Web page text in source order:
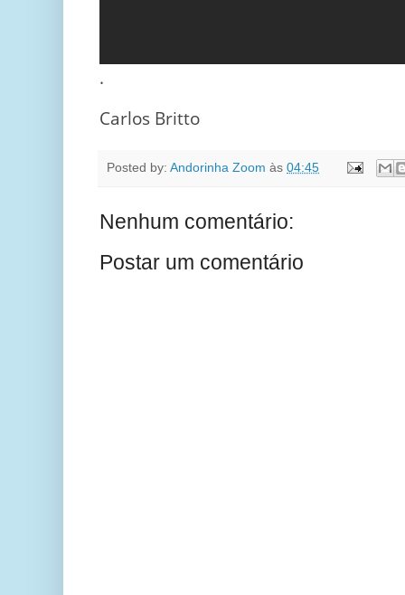
.
Carlos Britto
Posted by: Andorinha Zoom às 04:45
Nenhum comentário:
Postar um comentário